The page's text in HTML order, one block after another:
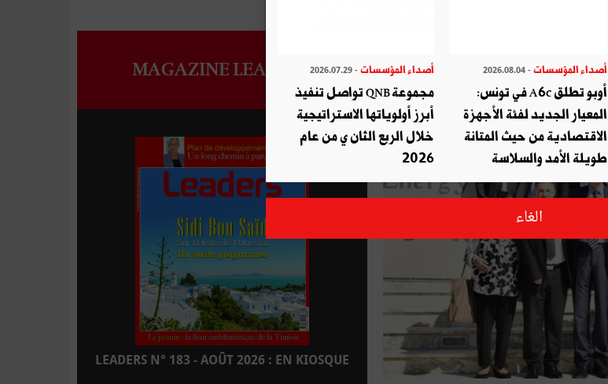
MAGAZINE LEADERS
LEADERS N° 183 - AOÛT 2026 : EN KIOSQUE
أصداء المؤسسات - 2026.08.04
أوبو تطلق A6c في تونس:
المعيار الجديد لفئة الأجهزة
الاقتصادية من حيث المتانة
طويلة الأمد والسلاسة
أصداء المؤسسات- 2026.07.29
مجموعة QNB تواصل تنفيذ
أبرز أولوياتها الاستراتيجية
خلال الربع الثان ي من عام
2026
الغاء